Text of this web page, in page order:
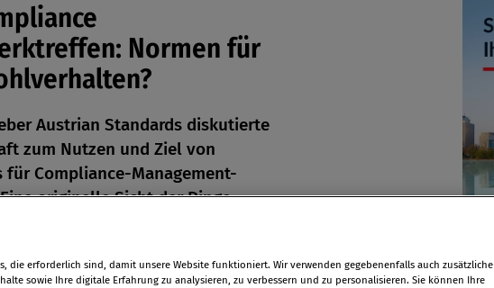
Normen für
Austrian Standards diskutierte
zum Nutzen und Ziel von
für Compliance-Management-
originelle Sicht der Dinge
Professor Walter
Debatte ein.
die erforderlich sind, damit unsere Website funktioniert. Wir verwenden gegebenenfalls auch zusätzliche
sowie Ihre digitale Erfahrung zu analysieren, zu verbessern und zu personalisieren. Sie können Ihre